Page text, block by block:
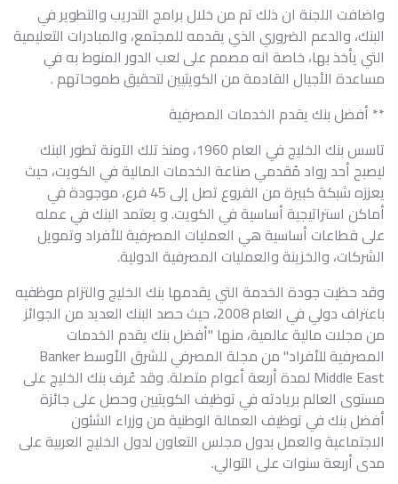
واضافت اللجنة ان ذلك تم من خلال برامج التدريب والتطوير في
البنك، والدعم الضروري الذي يقدمه للمجتمع، والمبادرات التعليمية
التي يأخذ بها، خاصة انه مصمم على لعب الدور المنوط به في
مساعدة الأجيال القادمة من الكويتيين لتحقيق طموحاتهم .
** أفضل بنك يقدم الخدمات المصرفية
تاسس بنك الخليج في العام 1960، ومنذ تلك الآونة تطور البنك
ليصبح أحد رواد مُقدمي صناعة الخدمات المالية في الكويت، حيث
يعززه شبكة كبيرة من الفروع تصل إلى 45 فرع، موجودة في
أماكن استراتيجية أساسية في الكويت. و يعتمد البنك في عمله
على قطاعات أساسية هي العمليات المصرفية للأفراد وتمويل
الشركات، والخزينة والعمليات المصرفية الدولية.
وقد حظيت جودة الخدمة التي يقدمها بنك الخليج والتزام موظفيه
باعتراف دولي في العام 2008، حيث حصد البنك العديد من الجوائز
من مجلات مالية عالمية، منها "أفضل بنك يقدم الخدمات
المصرفية للأفراد" من مجلة المصرفي للشرق الأوسط Banker
Middle East لمدة أربعة أعوام متصلة. وقد عُرف بنك الخليج على
مستوى العالم بريادته في توظيف الكويتيين وحصل على جائزة
أفضل بنك في توظيف العمالة الوطنية من وزراء الشئون
الاجتماعية والعمل بدول مجلس التعاون لدول الخليج العربية على
مدى أربعة سنوات على التوالي.